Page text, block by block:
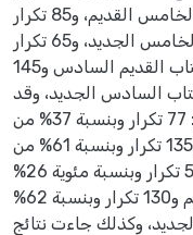
وبنسبة 18% من المحتوى في كتاب الخامس القديم، و85 تكرار
وبنسبة 39% من المحتوى في كتاب الخامس الجديد، و65 تكرار
وبنسبة مئوية 30% من المحتوى في كتاب القديم السادس و145
في كتاب السادس الجديد، وقد
جاءت نتائج التحليل في مجال التصميم: 77 تكرار وبنسبة 37% من
المحتوى في كتاب الخامس القديم، و135 تكرار وبنسبة 61% من
المحتوى في كتاب الخامس الجديد، و57 تكرار وبنسبة مئوية 26%
من المحتوى في كتاب السادس القديم و130 تكرار وبنسبة 62%
وكذلك جاءت نتائج